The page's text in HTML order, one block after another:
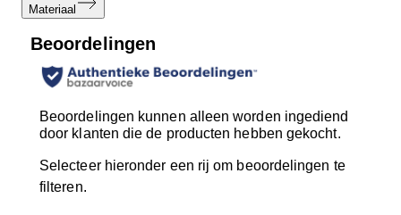
Materiaal
Beoordelingen
Beoordelingen kunnen alleen worden ingediend
door klanten die de producten hebben gekocht.
Selecteer hieronder een rij om beoordelingen te
filteren.